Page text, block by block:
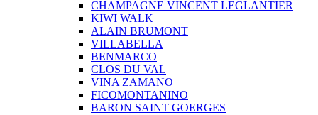
CHAMPAGNE VINCENT LEGLANTIER
KIWI WALK
ALAIN BRUMONT
VILLABELLA
BENMARCO
CLOS DU VAL
VINA ZAMANO
FICOMONTANINO
BARON SAINT GOERGES